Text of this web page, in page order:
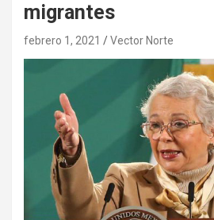
migrantes
febrero 1, 2021 Vector Norte